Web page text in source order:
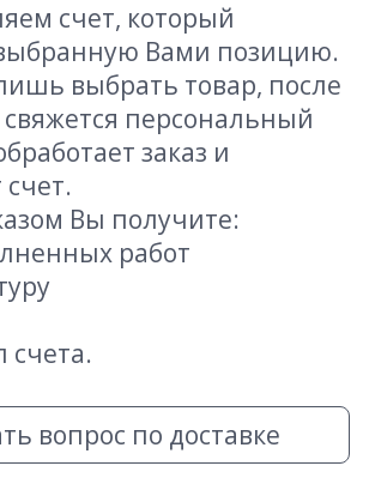
счет, который
Вами позицию.
выбрать товар, после
персональный
заказ и
Вы получите:
работ
счета.
вопрос по доставке